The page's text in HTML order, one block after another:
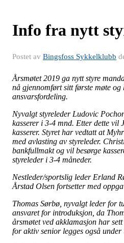
Info fra nytt
Postet av Bingsfoss Sykkelklubb
Årsmøtet 2019 ga nytt styre
nå gjennomført sitt første møte
ansvarsfordeling.
Nyvalgt styreleder Ludovic
kasserer i 3-4 mnd. Etter dette vil
kasserer. Styret har vedtatt at
med avlasting av styreleder.
bankfullmakt og vil besørge
styreleder i 3-4 måneder.
Nestleder/sportslig leder Erland
Årstad Olsen fortsetter med
Thomas Sørbø, nyvalgt leder for
ansvaret for introduksjon, da
årsmøtet ved akklamasjon har
for aktiv senior legges også